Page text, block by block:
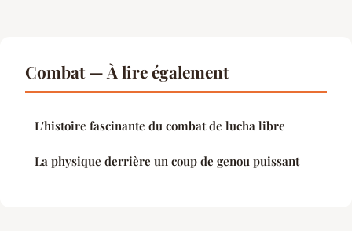
Combat — À lire également
L'histoire fascinante du combat de lucha libre
La physique derrière un coup de genou puissant